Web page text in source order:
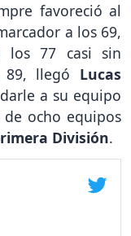
favoreció al
a los 69,
77 casi sin
llegó Lucas
a su equipo
ocho equipos
División.